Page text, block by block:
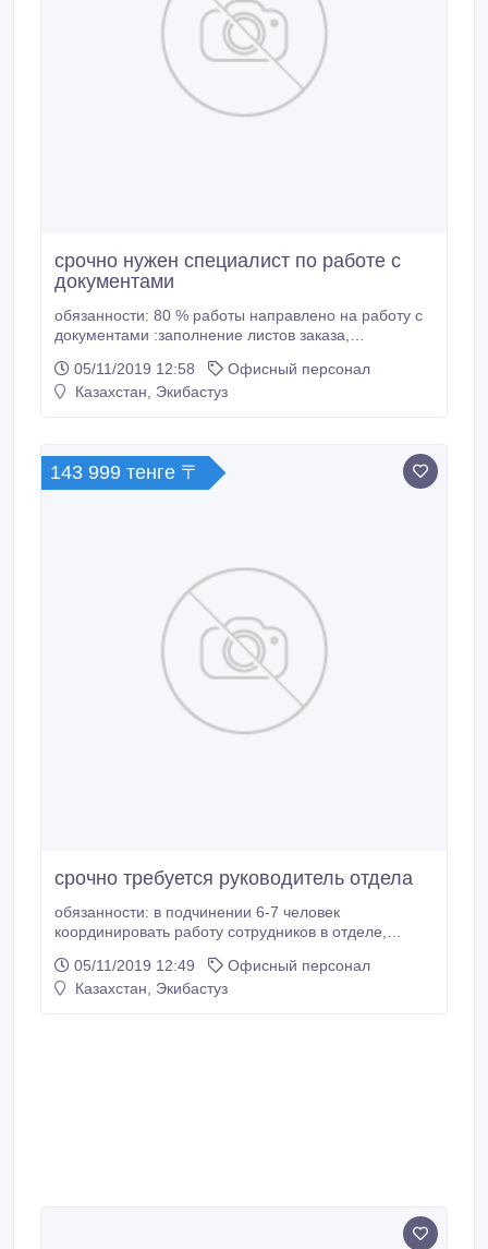
срочно нужен специалист по работе с
документами
обязанности: 80 % работы направлено на работу с
документами :заполнение листов заказа,
отчетность один раз в конце месяца, деловая
переписка через электронную почту и т .д.
05/11/2019 12:58
Офисный персонал
Казахстан, Экибастуз
143 999 тенге 〒
срочно требуется руководитель отдела
обязанности: в подчинении 6-7 человек
координировать работу сотрудников в отделе,
решение организационных вопросов и тд.
05/11/2019 12:49
Офисный персонал
Казахстан, Экибастуз